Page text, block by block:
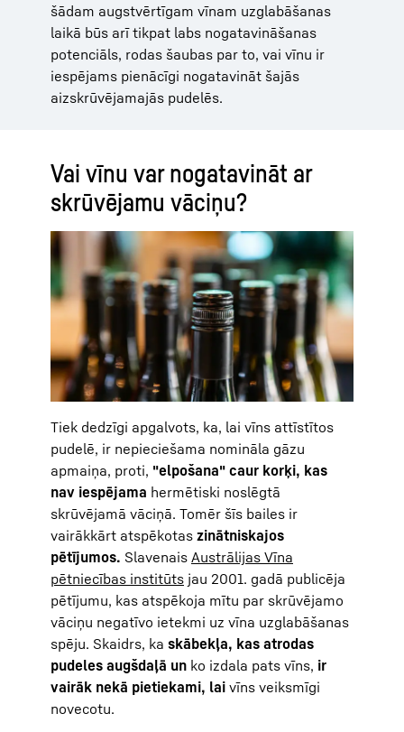
šādam augstvērtīgam vīnam uzglabāšanas
laikā būs arī tikpat labs nogatavināšanas
potenciāls, rodas šaubas par to, vai vīnu ir
iespējams pienācīgi nogatavināt šajās
aizskrūvējamajās pudelēs.
Vai vīnu var nogatavināt ar
skrūvējamu vāciņu?
Tiek dedzīgi apgalvots, ka, lai vīns attīstītos
pudelē, ir nepieciešama nomināla gāzu
apmaiņa, proti, "elpošana" caur korķi, kas
nav iespējama hermētiski noslēgtā
skrūvējamā vāciņā. Tomēr šīs bailes ir
vairākkārt atspēkotas zinātniskajos
pētījumos. Slavenais Austrālijas Vīna
pētniecības institūts jau 2001. gadā publicēja
pētījumu, kas atspēkoja mītu par skrūvējamo
vāciņu negatīvo ietekmi uz vīna uzglabāšanas
spēju. Skaidrs, ka skābekļa, kas atrodas
pudeles augšdaļā un ko izdala pats vīns, ir
vairāk nekā pietiekami, lai vīns veiksmīgi
novecotu.